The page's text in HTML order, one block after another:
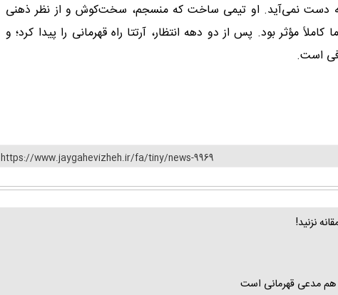
به دست نمی‌آید. او تیمی ساخت که منسجم، سخت‌کوش و از نظر ذهنی
مؤثر بود. پس از دو دهه انتظار، آرتتا راه قهرمانی را پیدا کرد؛ و
است.
https://www.jaygahevizheh.ir/fa/tiny/news-9969
نزنید!